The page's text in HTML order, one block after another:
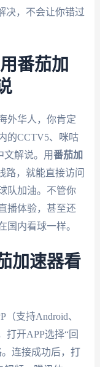
决，不会让你错过
番茄加
外华人，你肯定
的CCTV5、咪咕
文解说。用番茄加
路，就能直接访问
队加油。不管你
播体验，甚至还
国内看球一样。
加速器看
（支持Android、
打开APP选择“回
连接成功后，打